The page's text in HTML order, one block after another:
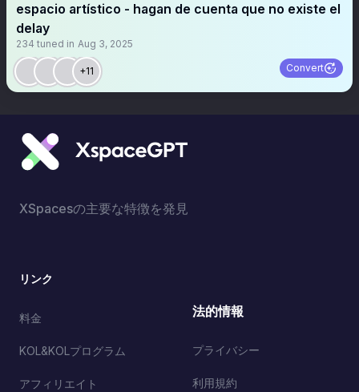
espacio artístico - hagan de cuenta que no existe el
delay
234 tuned in Aug 3, 2025
+11 Convert
XSpacesの主要な特徴を発見
リンク
料金
KOL&KOLプログラム
アフィリエイト
法的情報
プライバシー
利用規約